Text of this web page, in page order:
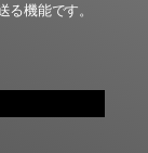
る機能です。